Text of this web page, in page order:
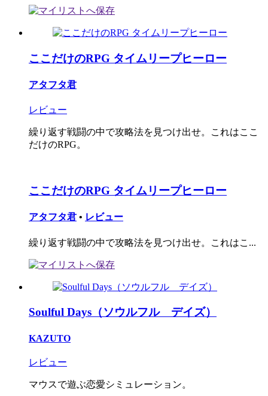
ここだけのRPG タイムリープヒーロー
アタフタ君
レビュー
繰り返す戦闘の中で攻略法を見つけ出せ。これはここ
だけのRPG。
ここだけのRPG タイムリープヒーロー
アタフタ君 • レビュー
繰り返す戦闘の中で攻略法を見つけ出せ。これはこ...
Soulful Days（ソウルフル デイズ）
KAZUTO
レビュー
マウスで遊ぶ恋愛シミュレーション。